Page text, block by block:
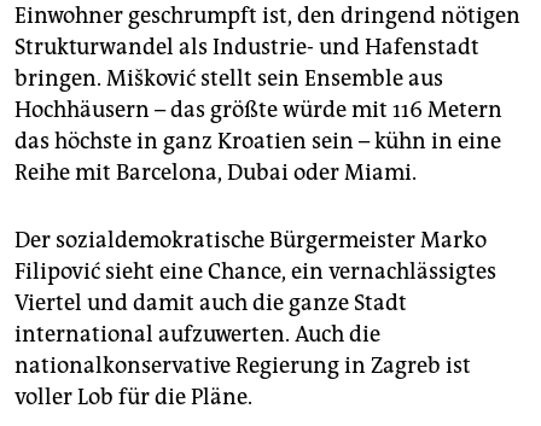
Einwohner geschrumpft ist, den dringend nötigen
Strukturwandel als Industrie- und Hafenstadt
bringen. Mišković stellt sein Ensemble aus
Hochhäusern – das größte würde mit 116 Metern
das höchste in ganz Kroatien sein – kühn in eine
Reihe mit Barcelona, Dubai oder Miami.
Der sozialdemokratische Bürgermeister Marko
Filipović sieht eine Chance, ein vernachlässigtes
Viertel und damit auch die ganze Stadt
international aufzuwerten. Auch die
nationalkonservative Regierung in Zagreb ist
voller Lob für die Pläne.